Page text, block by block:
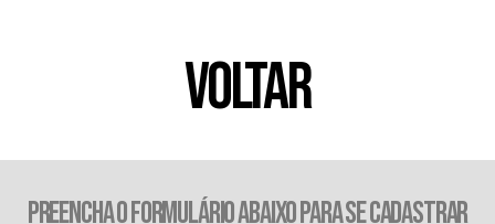
VOLTAR
PREENCHA O FORMULÁRIO ABAIXO PARA SE CADASTRAR